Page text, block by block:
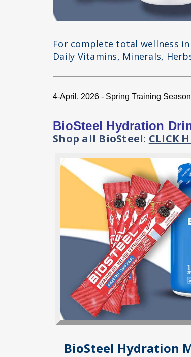
For complete total wellness
Daily Vitamins, Minerals,
4-April, 2026 - Spring Training
BioSteel Hydration
Shop all BioSteel: CLICK
BioSteel Hydration